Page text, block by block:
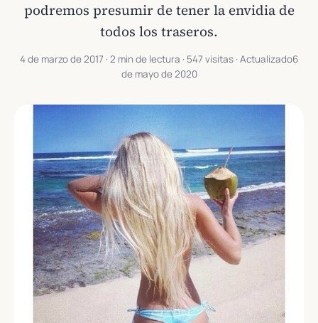
podremos presumir de tener la envidia de
todos los traseros.
4 de marzo de 2017 · 2 min de lectura · 547 visitas · Actualizado6
de mayo de 2020